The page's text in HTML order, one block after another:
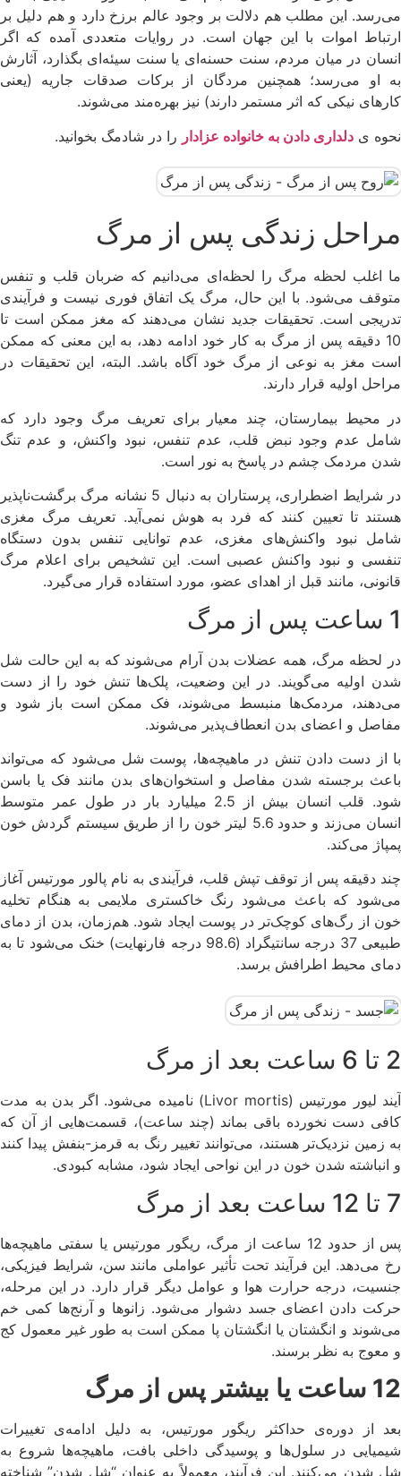
می‌رسد. این مطلب هم دلالت بر وجود عالم برزخ دارد و هم دلیل بر
ارتباط اموات با این جهان است. در روایات متعددی آمده که اگر
انسان در میان مردم، سنت حسنه‌ای یا سنت سیئه‌ای بگذارد، آثارش
به او می‌رسد؛ همچنین مردگان از برکات صدقات جاریه (یعنی
کارهای نیکی که اثر مستمر دارند) نیز بهره‌مند می‌شوند.
نحوه ی دلداری دادن به خانواده عزادار را در شادمگ بخوانید.
مراحل زندگی پس از مرگ
ما اغلب لحظه مرگ را لحظه‌ای می‌دانیم که ضربان قلب و تنفس
متوقف می‌شود. با این حال، مرگ یک اتفاق فوری نیست و فرآیندی
تدریجی است. تحقیقات جدید نشان می‌دهند که مغز ممکن است تا
10 دقیقه پس از مرگ به کار خود ادامه دهد، به این معنی که ممکن
است مغز به نوعی از مرگ خود آگاه باشد. البته، این تحقیقات در
مراحل اولیه قرار دارند.
در محیط بیمارستان، چند معیار برای تعریف مرگ وجود دارد که
شامل عدم وجود نبض قلب، عدم تنفس، نبود واکنش، و عدم تنگ
شدن مردمک چشم در پاسخ به نور است.
در شرایط اضطراری، پرستاران به دنبال 5 نشانه مرگ برگشت‌ناپذیر
هستند تا تعیین کنند که فرد به هوش نمی‌آید. تعریف مرگ مغزی
شامل نبود واکنش‌های مغزی، عدم توانایی تنفس بدون دستگاه
تنفسی و نبود واکنش عصبی است. این تشخیص برای اعلام مرگ
قانونی، مانند قبل از اهدای عضو، مورد استفاده قرار می‌گیرد.
1 ساعت پس از مرگ
در لحظه مرگ، همه عضلات بدن آرام می‌شوند که به این حالت شل
شدن اولیه می‌گویند. در این وضعیت، پلک‌ها تنش خود را از دست
می‌دهند، مردمک‌ها منبسط می‌شوند، فک ممکن است باز شود و
مفاصل و اعضای بدن انعطاف‌پذیر می‌شوند.
با از دست دادن تنش در ماهیچه‌ها، پوست شل می‌شود که می‌تواند
باعث برجسته شدن مفاصل و استخوان‌های بدن مانند فک یا باسن
شود. قلب انسان بیش از 2.5 میلیارد بار در طول عمر متوسط
انسان می‌زند و حدود 5.6 لیتر خون را از طریق سیستم گردش خون
پمپاژ می‌کند.
چند دقیقه پس از توقف تپش قلب، فرآیندی به نام پالور مورتیس آغاز
می‌شود که باعث می‌شود رنگ خاکستری ملایمی به هنگام تخلیه
خون از رگ‌های کوچک‌تر در پوست ایجاد شود. هم‌زمان، بدن از دمای
طبیعی 37 درجه سانتیگراد (98.6 درجه فارنهایت) خنک می‌شود تا به
دمای محیط اطرافش برسد.
2 تا 6 ساعت بعد از مرگ
آیند لیور مورتیس (Livor mortis) نامیده می‌شود. اگر بدن به مدت
کافی دست نخورده باقی بماند (چند ساعت)، قسمت‌هایی از آن که
به زمین نزدیک‌تر هستند، می‌توانند تغییر رنگ به قرمز-بنفش پیدا کنند
و انباشته شدن خون در این نواحی ایجاد شود، مشابه کبودی.
7 تا 12 ساعت بعد از مرگ
پس از حدود 12 ساعت از مرگ، ریگور مورتیس یا سفتی ماهیچه‌ها
رخ می‌دهد. این فرآیند تحت تأثیر عواملی مانند سن، شرایط فیزیکی،
جنسیت، درجه حرارت هوا و عوامل دیگر قرار دارد. در این مرحله،
حرکت دادن اعضای جسد دشوار می‌شود. زانوها و آرنج‌ها کمی خم
می‌شوند و انگشتان یا انگشتان پا ممکن است به طور غیر معمول کج
و معوج به نظر برسند.
12 ساعت یا بیشتر پس از مرگ
بعد از دوره‌ی حداکثر ریگور مورتیس، به دلیل ادامه‌ی تغییرات
شیمیایی در سلول‌ها و پوسیدگی داخلی بافت، ماهیچه‌ها شروع به
شل شدن می‌کنند. این فرآیند، معمولاً به عنوان “شل شدن” شناخته